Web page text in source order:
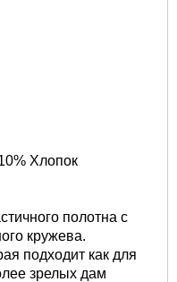
Хлопок
полотна с
кружева.
подходит как для
зрелых дам